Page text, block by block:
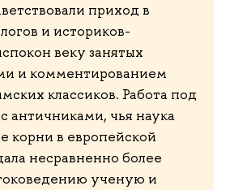
приход в
и историков-
веку занятых
и комментированием
классиков. Работа под
античниками, чья наука
корни в европейской
несравненно более
ученую и